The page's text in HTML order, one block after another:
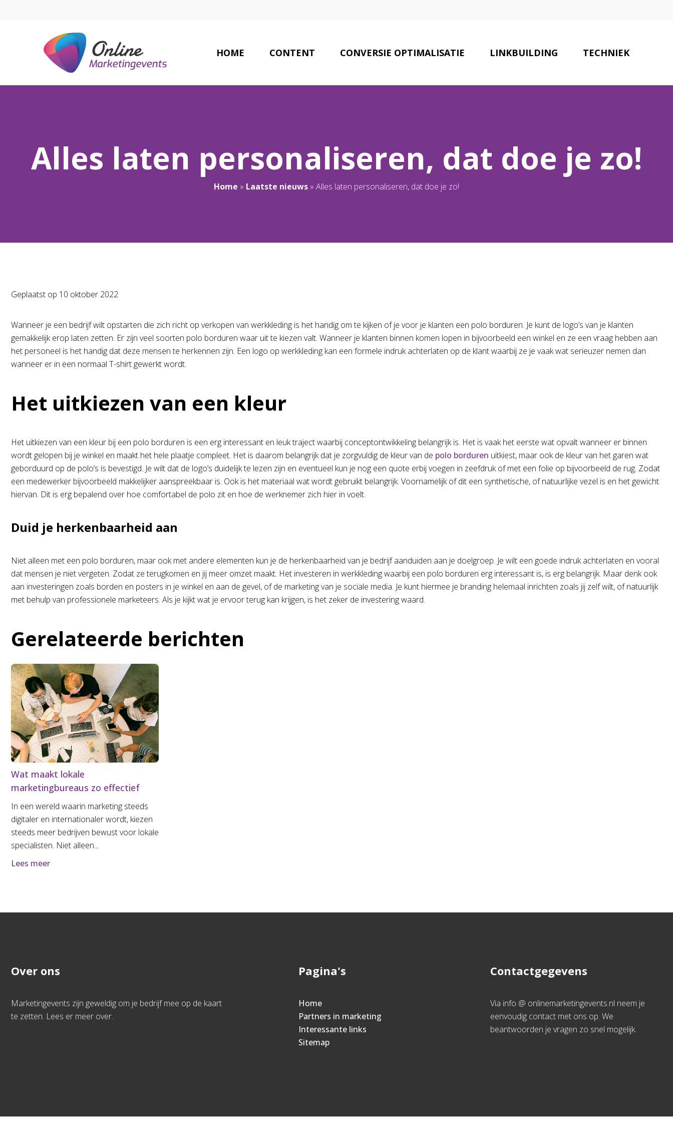
HOME CONTENT CONVERSIE OPTIMALISATIE LINKBUILDING TECHNIEK
Alles laten personaliseren, dat doe je zo!
Home » Laatste nieuws » Alles laten personaliseren, dat doe je zo!
Geplaatst op 10 oktober 2022
Wanneer je een bedrijf wilt opstarten die zich richt op verkopen van werkkleding is het handig om te kijken of je voor je klanten een polo borduren. Je kunt de logo’s van je klanten
gemakkelijk erop laten zetten. Er zijn veel soorten polo borduren waar uit te kiezen valt. Wanneer je klanten binnen komen lopen in bijvoorbeeld een winkel en ze een vraag hebben aan
het personeel is het handig dat deze mensen te herkennen zijn. Een logo op werkkleding kan een formele indruk achterlaten op de klant waarbij ze je vaak wat serieuzer nemen dan
wanneer er in een normaal T-shirt gewerkt wordt.
Het uitkiezen van een kleur
Het uitkiezen van een kleur bij een polo borduren is een erg interessant en leuk traject waarbij conceptontwikkeling belangrijk is. Het is vaak het eerste wat opvalt wanneer er binnen
wordt gelopen bij je winkel en maakt het hele plaatje compleet. Het is daarom belangrijk dat je zorgvuldig de kleur van de polo borduren uitkiest, maar ook de kleur van het garen wat
geborduurd op de polo’s is bevestigd. Je wilt dat de logo’s duidelijk te lezen zijn en eventueel kun je nog een quote erbij voegen in zeefdruk of met een folie op bijvoorbeeld de rug. Zodat
een medewerker bijvoorbeeld makkelijker aanspreekbaar is. Ook is het materiaal wat wordt gebruikt belangrijk. Voornamelijk of dit een synthetische, of natuurlijke vezel is en het gewicht
hiervan. Dit is erg bepalend over hoe comfortabel de polo zit en hoe de werknemer zich hier in voelt.
Duid je herkenbaarheid aan
Niet alleen met een polo borduren, maar ook met andere elementen kun je de herkenbaarheid van je bedrijf aanduiden aan je doelgroep. Je wilt een goede indruk achterlaten en vooral
dat mensen je niet vergeten. Zodat ze terugkomen en jij meer omzet maakt. Het investeren in werkkleding waarbij een polo borduren erg interessant is, is erg belangrijk. Maar denk ook
aan investeringen zoals borden en posters in je winkel en aan de gevel, of de marketing van je sociale media. Je kunt hiermee je branding helemaal inrichten zoals jij zelf wilt, of natuurlijk
met behulp van professionele marketeers. Als je kijkt wat je ervoor terug kan krijgen, is het zeker de investering waard.
Gerelateerde berichten
Wat maakt lokale
marketingbureaus zo effectief
In een wereld waarin marketing steeds
digitaler en internationaler wordt, kiezen
steeds meer bedrijven bewust voor lokale
specialisten. Niet alleen...
Lees meer
Over ons
Marketingevents zijn geweldig om je bedrijf mee op de kaart
te zetten. Lees er meer over.
Pagina's
Home
Partners in marketing
Interessante links
Sitemap
Contactgegevens
Via info @ onlinemarketingevents.nl neem je
eenvoudig contact met ons op. We
beantwoorden je vragen zo snel mogelijk.